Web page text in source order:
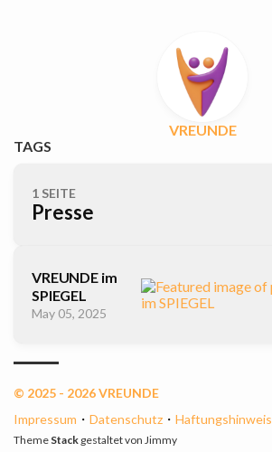
VREUNDE
TAGS
1 SEITE
Presse
VREUNDE im
SPIEGEL
May 05, 2025
© 2025 - 2026 VREUNDE
Impressum ・ Datenschutz ・ Haftungshinweis
Theme Stack gestaltet von Jimmy